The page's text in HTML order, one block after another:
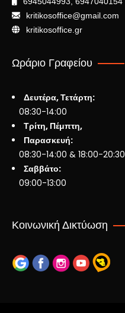
kritikosoffice@gmail.com
kritikosoffice.gr
Ωράριο Γραφείου
Δευτέρα, Τετάρτη:
08:30-14:00
Τρίτη, Πέμπτη,
Παρασκευή:
08:30-14:00 & 18:00-20:30
Σαββάτο:
09:00-13:00
Κοινωνική Δικτύωση